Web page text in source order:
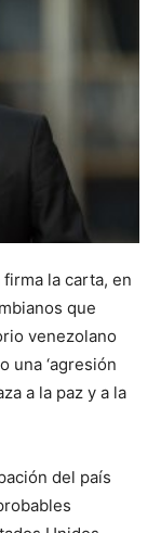
la carta, en
que
venezolano
una ‘agresión
a la paz y a la
del país